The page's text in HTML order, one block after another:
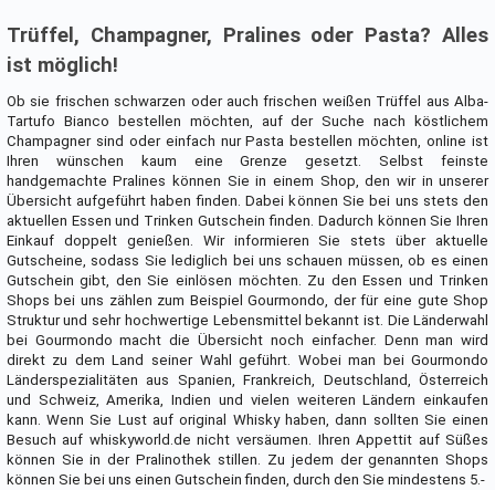
Trüffel, Champagner, Pralines oder Pasta? Alles
ist möglich!
Ob sie frischen schwarzen oder auch frischen weißen Trüffel aus Alba-
Tartufo Bianco bestellen möchten, auf der Suche nach köstlichem
Champagner sind oder einfach nur Pasta bestellen möchten, online ist
Ihren wünschen kaum eine Grenze gesetzt. Selbst feinste
handgemachte Pralines können Sie in einem Shop, den wir in unserer
Übersicht aufgeführt haben finden. Dabei können Sie bei uns stets den
aktuellen Essen und Trinken Gutschein finden. Dadurch können Sie Ihren
Einkauf doppelt genießen. Wir informieren Sie stets über aktuelle
Gutscheine, sodass Sie lediglich bei uns schauen müssen, ob es einen
Gutschein gibt, den Sie einlösen möchten. Zu den Essen und Trinken
Shops bei uns zählen zum Beispiel Gourmondo, der für eine gute Shop
Struktur und sehr hochwertige Lebensmittel bekannt ist. Die Länderwahl
bei Gourmondo macht die Übersicht noch einfacher. Denn man wird
direkt zu dem Land seiner Wahl geführt. Wobei man bei Gourmondo
Länderspezialitäten aus Spanien, Frankreich, Deutschland, Österreich
und Schweiz, Amerika, Indien und vielen weiteren Ländern einkaufen
kann. Wenn Sie Lust auf original Whisky haben, dann sollten Sie einen
Besuch auf whiskyworld.de nicht versäumen. Ihren Appettit auf Süßes
können Sie in der Pralinothek stillen. Zu jedem der genannten Shops
können Sie bei uns einen Gutschein finden, durch den Sie mindestens 5.- 